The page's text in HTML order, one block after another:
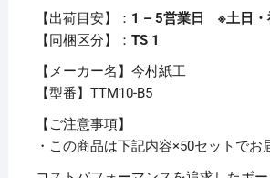
個【出荷目安】： 1 – 5営業日 ※土日・
【同梱区分】： TS 1
【メーカー名】今村紙工
【型番】TTM10-B5
【ご注意事項】
・この商品は下記内容×50セットでお